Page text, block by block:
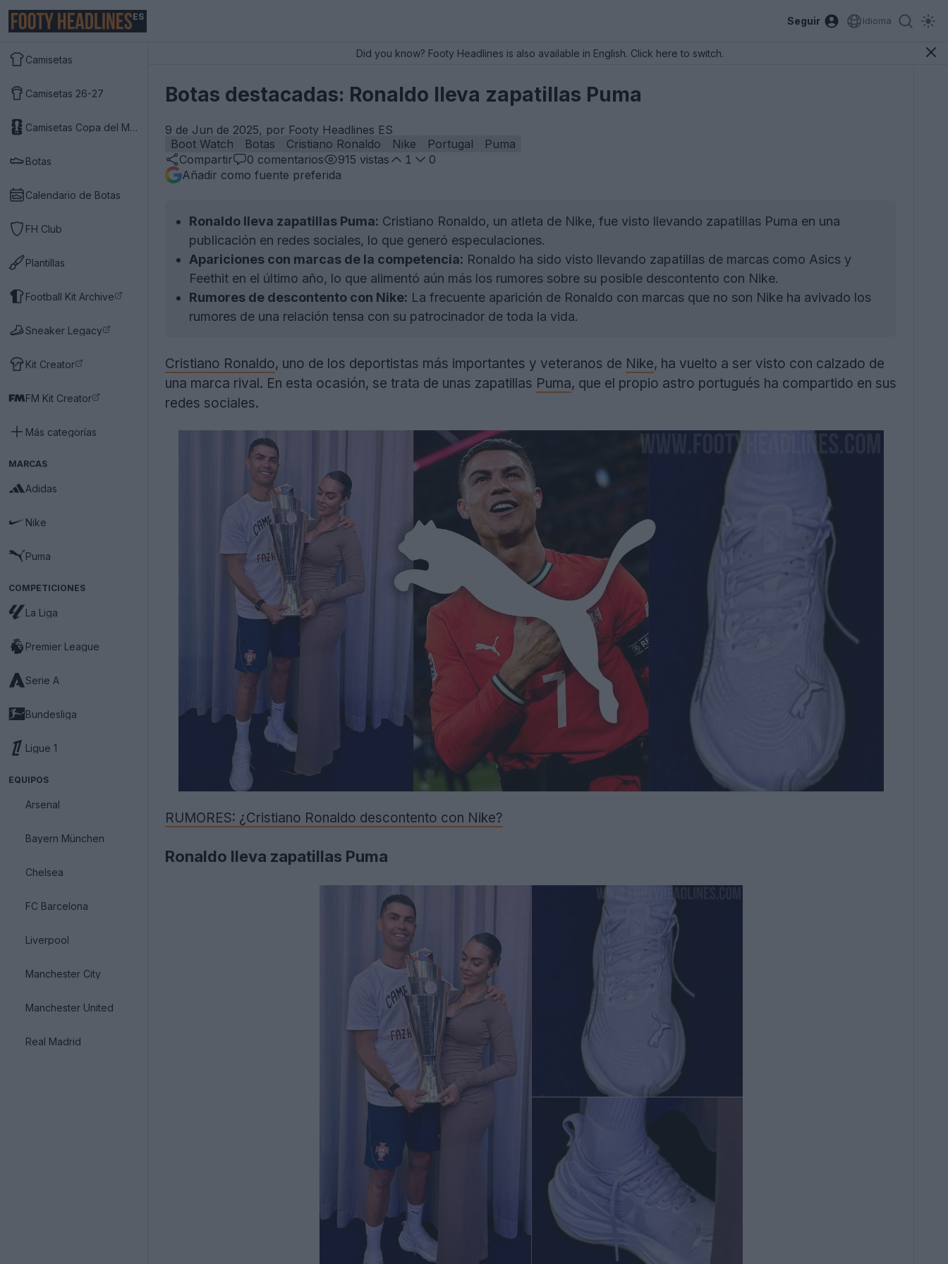
ES Seguir Idioma
Camisetas
Camisetas 26-27
Camisetas Copa del Mundo 2026
Botas
Calendario de Botas
FH Club
Plantillas
Football Kit Archive
Sneaker Legacy
Kit Creator
FM Kit Creator
Más categorías
MARCAS
Adidas
Nike
Puma
COMPETICIONES
La Liga
Premier League
Serie A
Bundesliga
Ligue 1
EQUIPOS
Arsenal
Bayern München
Chelsea
FC Barcelona
Liverpool
Manchester City
Manchester United
Real Madrid
Did you know? Footy Headlines is also available in English. Click here to switch.
Botas destacadas: Ronaldo lleva zapatillas Puma
9 de Jun de 2025, por Footy Headlines ES
Boot Watch
Botas Cristiano Ronaldo Nike Portugal
Puma
Compartir
0 comentarios 915 vistas 1
0
Añadir como fuente preferida
Ronaldo lleva zapatillas Puma: Cristiano Ronaldo, un atleta de Nike, fue visto llevando zapatillas Puma en una
publicación en redes sociales, lo que generó especulaciones.
Apariciones con marcas de la competencia: Ronaldo ha sido visto llevando zapatillas de marcas como Asics y
Feethit en el último año, lo que alimentó aún más los rumores sobre su posible descontento con Nike.
Rumores de descontento con Nike: La frecuente aparición de Ronaldo con marcas que no son Nike ha avivado los
rumores de una relación tensa con su patrocinador de toda la vida.
Cristiano Ronaldo, uno de los deportistas más importantes y veteranos de Nike, ha vuelto a ser visto con calzado de
una marca rival. En esta ocasión, se trata de unas zapatillas Puma, que el propio astro portugués ha compartido en sus
redes sociales.
RUMORES: ¿Cristiano Ronaldo descontento con Nike?
Ronaldo lleva zapatillas Puma